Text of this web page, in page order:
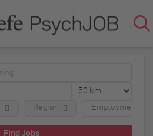
Employment
Region